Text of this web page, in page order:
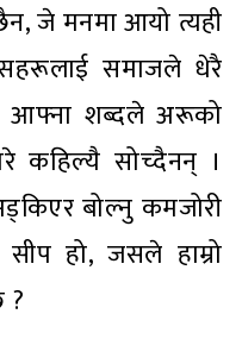
जे मनमा आयो त्यही
समाजले धेरै
आफ्ना शब्दले अरूको
कहिल्यै सोच्दैनन् ।
बोल्नु कमजोरी
हो, जसले हाम्रो
?